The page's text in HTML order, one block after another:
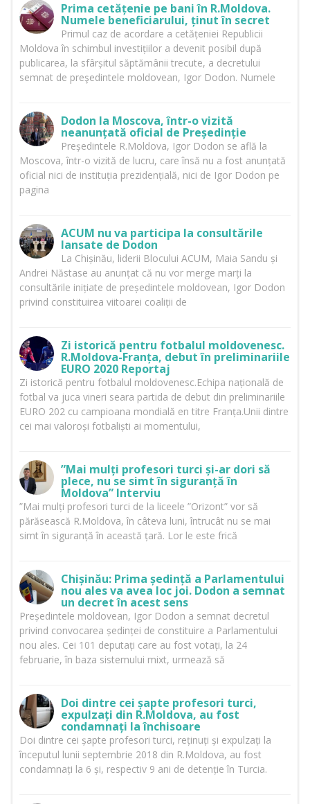
Prima cetățenie pe bani în R.Moldova.
Numele beneficiarului, ținut în secret
Primul caz de acordare a cetățeniei Republicii
Moldova în schimbul investițiilor a devenit posibil după
publicarea, la sfârșitul săptămânii trecute, a decretului
semnat de preşedintele moldovean, Igor Dodon. Numele
Dodon la Moscova, într-o vizită
neanunțată oficial de Președinție
Președintele R.Moldova, Igor Dodon se află la
Moscova, într-o vizită de lucru, care însă nu a fost anunțată
oficial nici de instituția prezidențială, nici de Igor Dodon pe
pagina
ACUM nu va participa la consultările
lansate de Dodon
La Chișinău, liderii Blocului ACUM, Maia Sandu și
Andrei Năstase au anunțat că nu vor merge marți la
consultările inițiate de președintele moldovean, Igor Dodon
privind constituirea viitoarei coaliții de
Zi istorică pentru fotbalul moldovenesc.
R.Moldova-Franța, debut în preliminariile
EURO 2020 Reportaj
Zi istorică pentru fotbalul moldovenesc.Echipa națională de
fotbal va juca vineri seara partida de debut din preliminariile
EURO 202 cu campioana mondială en titre Franța.Unii dintre
cei mai valoroși fotbaliști ai momentului,
”Mai mulți profesori turci și-ar dori să
plece, nu se simt în siguranță în
Moldova” Interviu
”Mai mulți profesori turci de la liceele ”Orizont” vor să
părăsească R.Moldova, în câteva luni, întrucât nu se mai
simt în siguranță în această țară. Lor le este frică
Chișinău: Prima ședință a Parlamentului
nou ales va avea loc joi. Dodon a semnat
un decret în acest sens
Președintele moldovean, Igor Dodon a semnat decretul
privind convocarea ședinței de constituire a Parlamentului
nou ales. Cei 101 deputați care au fost votați, la 24
februarie, în baza sistemului mixt, urmează să
Doi dintre cei șapte profesori turci,
expulzați din R.Moldova, au fost
condamnați la închisoare
Doi dintre cei șapte profesori turci, reținuți și expulzați la
începutul lunii septembrie 2018 din R.Moldova, au fost
condamnați la 6 și, respectiv 9 ani de detenție în Turcia.